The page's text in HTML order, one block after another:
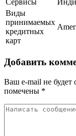
Сервисы
Виды
принимаемых
кредитных
карт
Добавить
Ваш e-mail не будет
помечены *